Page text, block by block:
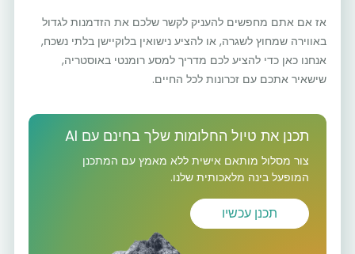
אז אם אתם מחפשים להעניק לקשר שלכם את הזדמנות לגדול
באווירה שמחוץ לשגרה, או להציע נישואין בלוקיישן בלתי נשכח,
אנחנו כאן כדי להציע לכם מדריך למסע רומנטי באוסטריה,
שישאיר אתכם עם זכרונות לכל החיים.
תכנן את טיול החלומות שלך בחינם עם AI
צור מסלול מותאם אישית ללא מאמץ עם המתכנן
המופעל בינה מלאכותית שלנו.
תכנן עכשיו